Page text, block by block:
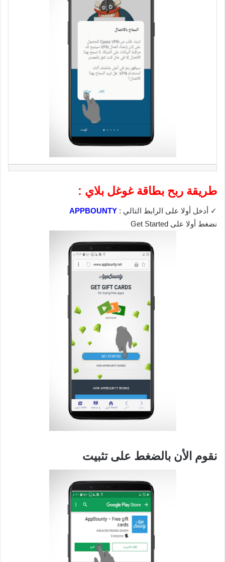
طريقة ربح بطاقة غوغل بلاي :
✓ أدخل أولا على الرابط التالي : APPBOUNTY
نضغط أولا على Get Started
نقوم الأن بالضغط على تثبيت